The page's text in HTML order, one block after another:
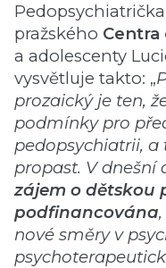
pražského
a adolescenty
vysvětluje takto: „
prozaický je ten,
podmínky pro
pedopsychiatrii,
propast. V dnešní
zájem o dětskou
podfinancována
nové směry v